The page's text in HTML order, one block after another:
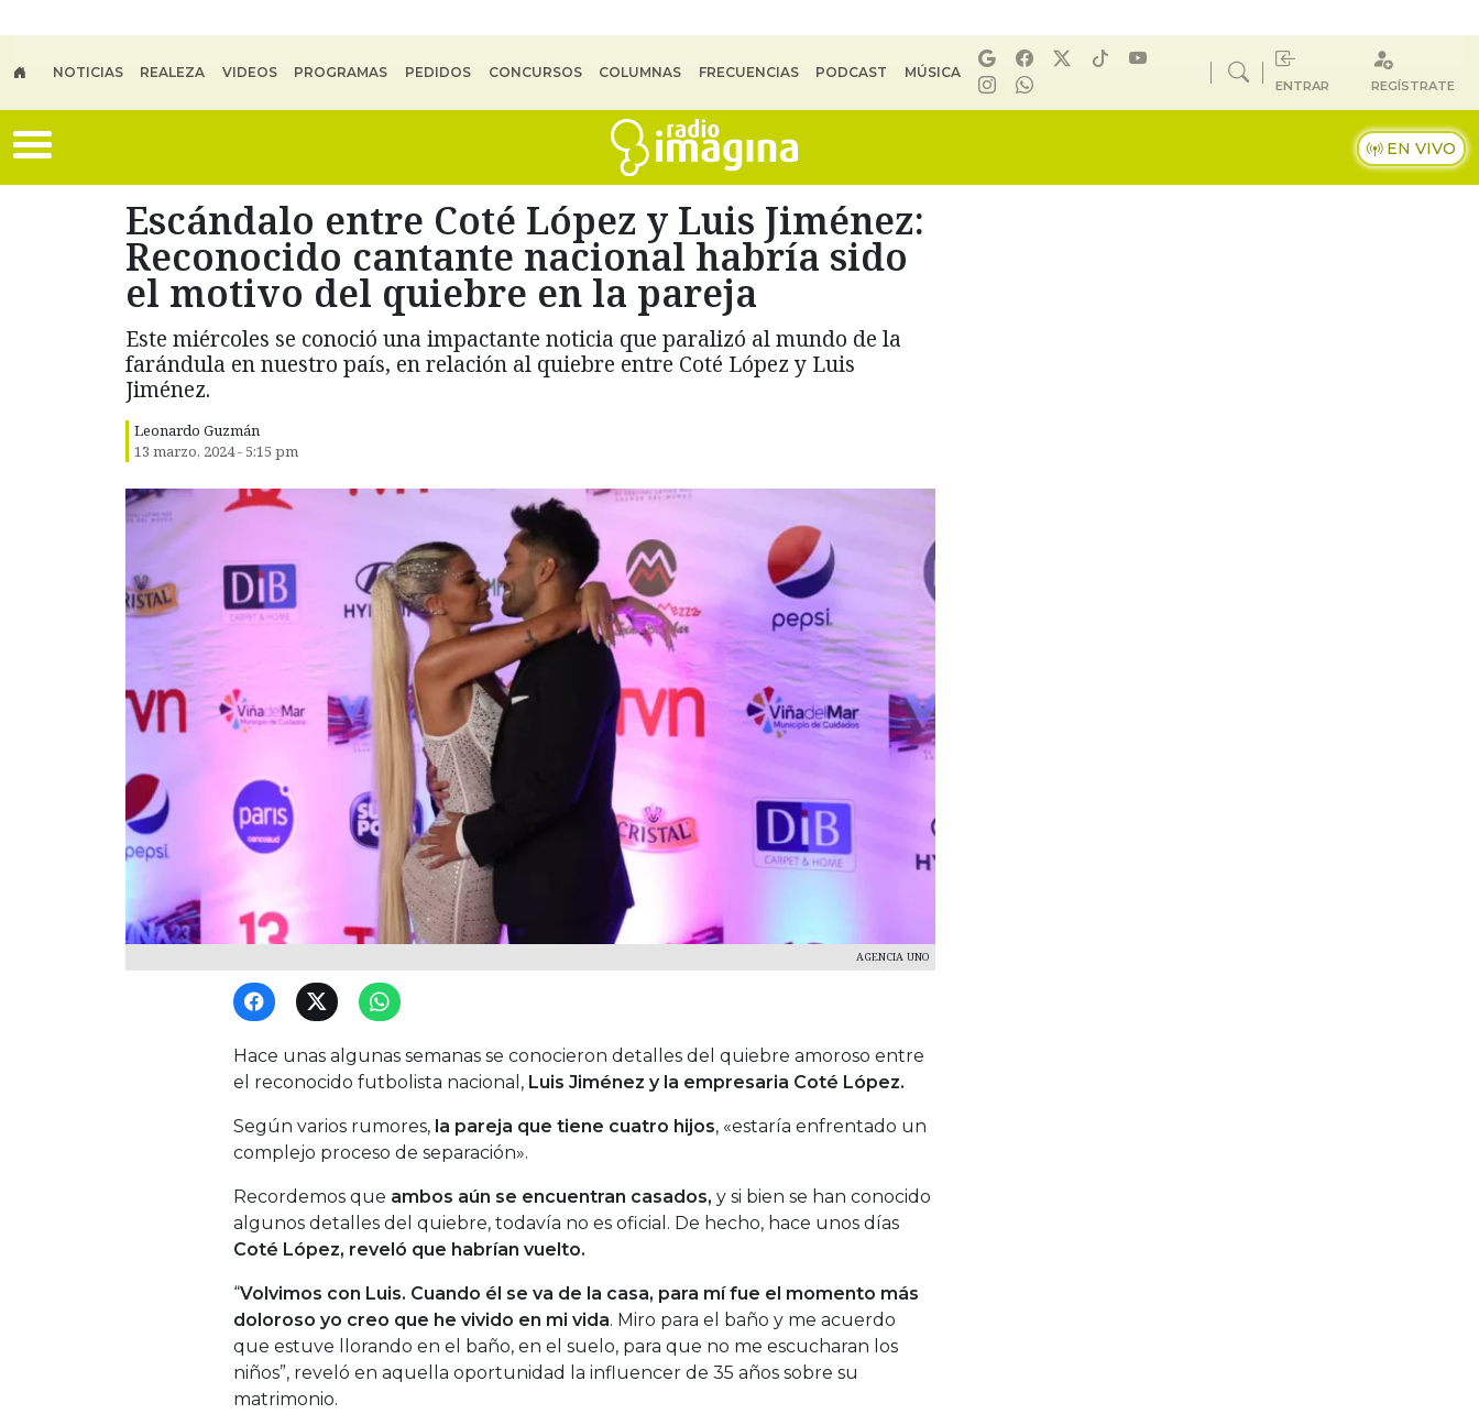
NOTICIAS REALEZA VIDEOS PROGRAMAS PEDIDOS CONCURSOS COLUMNAS FRECUENCIAS PODCAST MÚSICA
ENTRAR REGÍSTRATE
EN VIVO
Escándalo entre Coté López y Luis Jiménez:
Reconocido cantante nacional habría sido
el motivo del quiebre en la pareja
Este miércoles se conoció una impactante noticia que paralizó al mundo de la
farándula en nuestro país, en relación al quiebre entre Coté López y Luis
Jiménez.
Leonardo Guzmán
13 marzo, 2024 - 5:15 pm
AGENCIA UNO
Hace unas algunas semanas se conocieron detalles del quiebre amoroso entre
el reconocido futbolista nacional, Luis Jiménez y la empresaria Coté López.
Según varios rumores, la pareja que tiene cuatro hijos, «estaría enfrentado un
complejo proceso de separación».
Recordemos que ambos aún se encuentran casados, y si bien se han conocido
algunos detalles del quiebre, todavía no es oficial. De hecho, hace unos días
Coté López, reveló que habrían vuelto.
“Volvimos con Luis. Cuando él se va de la casa, para mí fue el momento más
doloroso yo creo que he vivido en mi vida. Miro para el baño y me acuerdo
que estuve llorando en el baño, en el suelo, para que no me escucharan los
niños”, reveló en aquella oportunidad la influencer de 35 años sobre su
matrimonio.